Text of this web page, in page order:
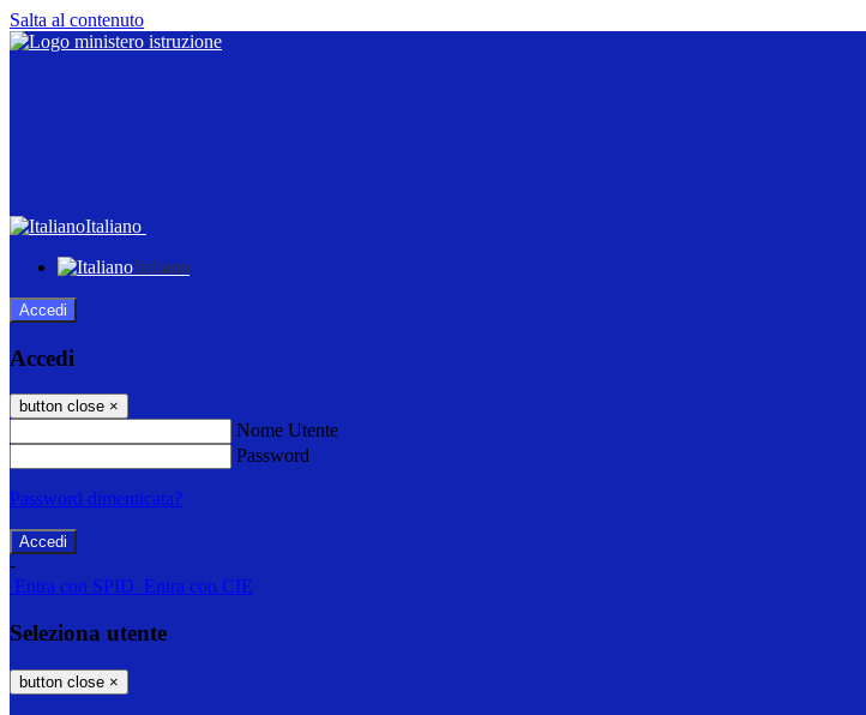
Salta al contenuto
Italiano
Italiano
Accedi
Accedi
button close ×
Nome Utente
Password
Password dimenticata?
-
Entra con SPID Entra con CIE
Seleziona utente
button close ×